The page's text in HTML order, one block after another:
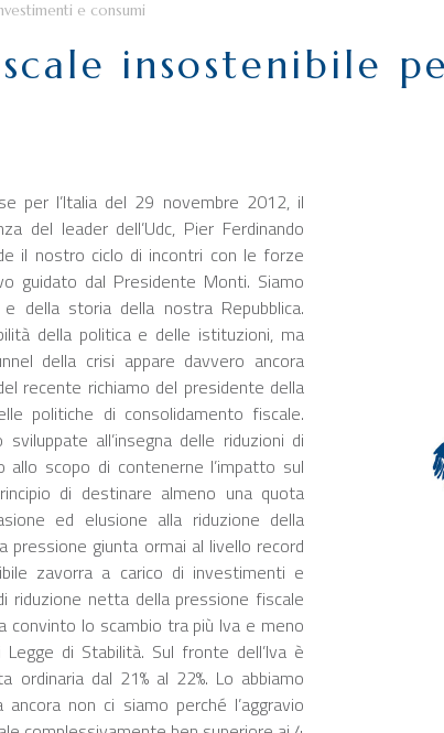
e consumi
insostenibile
per l’Italia del 29 novembre 2012, il
del leader dell’Udc, Pier Ferdinando
il nostro ciclo di incontri con le forze
guidato dal Presidente Monti. Siamo
della storia della nostra Repubblica.
della politica e delle istituzioni, ma
della crisi appare davvero ancora
recente richiamo del presidente della
politiche di consolidamento fiscale.
all’insegna delle riduzioni di
scopo di contenerne l’impatto sul
di destinare almeno una quota
ed elusione alla riduzione della
pressione giunta ormai al livello record
zavorra a carico di investimenti e
riduzione netta della pressione fiscale
convinto lo scambio tra più Iva e meno
di Stabilità. Sul fronte dell’Iva è
ordinaria dal 21% al 22%. Lo abbiamo
non ci siamo perché l’aggravio